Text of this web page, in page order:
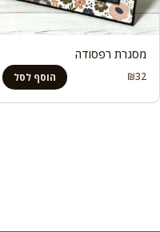
מסגרת רפסודה
₪32 הוסף לסל